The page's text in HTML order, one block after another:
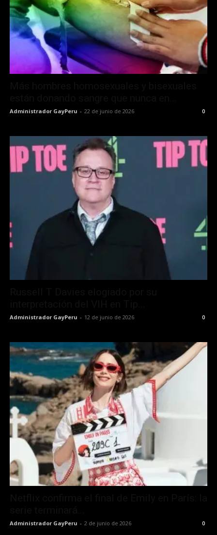
Administrador GayPeru - 22 de junio de 2026 0
Administrador GayPeru - 12 de junio de 2026 0
Administrador GayPeru - 2 de junio de 2026 0